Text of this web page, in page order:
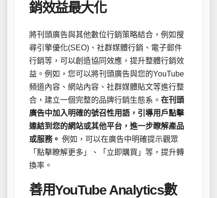
銷效益最大化
將刊頭廣告與其他數位行銷策略結合，例如搜
尋引擎優化(SEO)、社群媒體行銷、電子郵件
行銷等，可以創造協同效應，提升整體行銷效
益。例如，您可以將刊頭廣告與您的YouTube
頻道內容、網站內容、社群媒體貼文等進行整
合，建立一個完整的品牌行銷生態系。 在刊頭
廣告中加入明確的號召性用語，引導用戶點擊
連結到您的網站或其他平台，進一步瞭解產品
或服務。 例如，可以在廣告中明確提示觀眾
「點擊瞭解更多」、「立即購買」等，提升轉
換率。
善用YouTube Analytics數